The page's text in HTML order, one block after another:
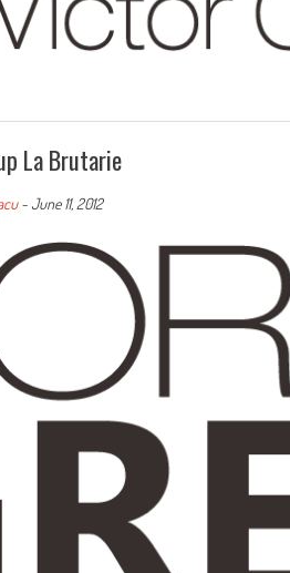
La Brutarie
-June 11, 2012